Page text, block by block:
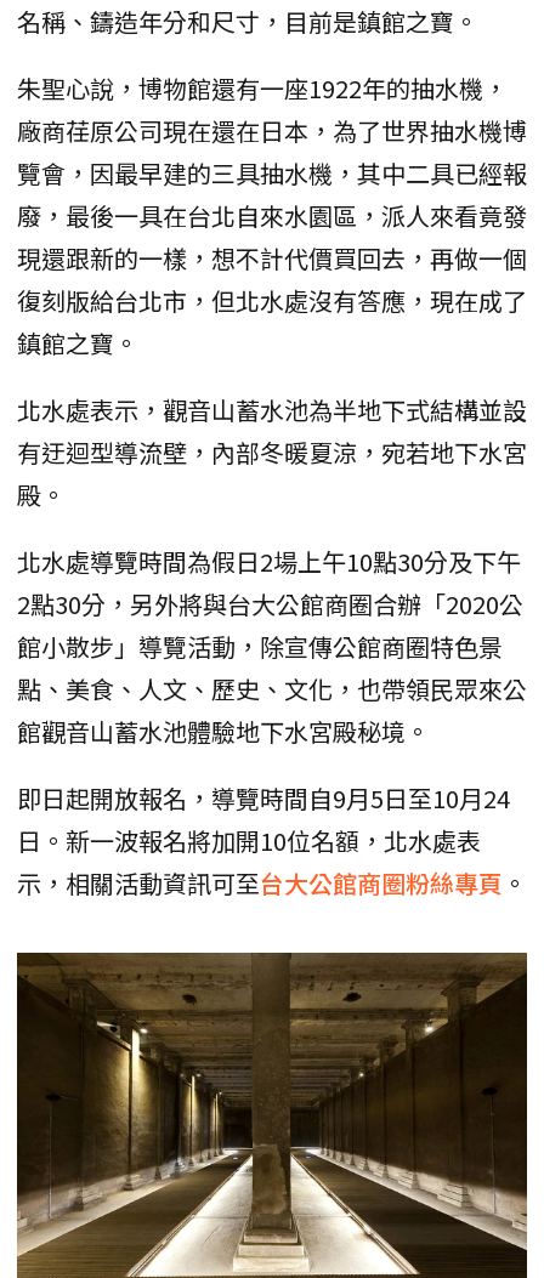
名稱、鑄造年分和尺寸，目前是鎮館之寶。
朱聖心說，博物館還有一座1922年的抽水機，
廠商荏原公司現在還在日本，為了世界抽水機博
覽會，因最早建的三具抽水機，其中二具已經報
廢，最後一具在台北自來水園區，派人來看竟發
現還跟新的一樣，想不計代價買回去，再做一個
復刻版給台北市，但北水處沒有答應，現在成了
鎮館之寶。
北水處表示，觀音山蓄水池為半地下式結構並設
有迂迴型導流壁，內部冬暖夏涼，宛若地下水宮
殿。
北水處導覽時間為假日2場上午10點30分及下午
2點30分，另外將與台大公館商圈合辦「2020公
館小散步」導覽活動，除宣傳公館商圈特色景
點、美食、人文、歷史、文化，也帶領民眾來公
館觀音山蓄水池體驗地下水宮殿秘境。
即日起開放報名，導覽時間自9月5日至10月24
日。新一波報名將加開10位名額，北水處表
示，相關活動資訊可至台大公館商圈粉絲專頁 。